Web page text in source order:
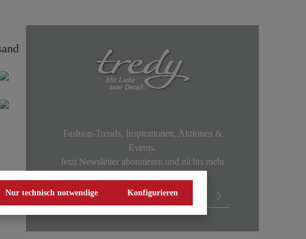
Fashion-Trends, Inspirationen, Aktionen &
Events.
Jetzt Newsletter abonnieren und nichts mehr
Nur technisch notwendige Konfigurieren